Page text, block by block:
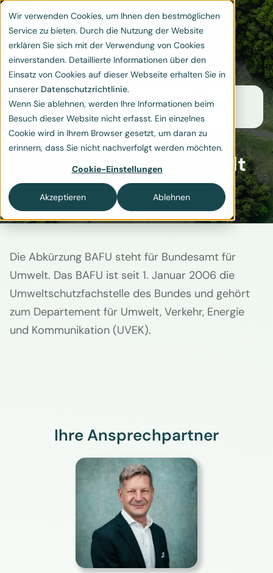
Wir verwenden Cookies, um Ihnen den bestmöglichen
Service zu bieten. Durch die Nutzung der Website
erklären Sie sich mit der Verwendung von Cookies
einverstanden. Detaillierte Informationen über den
Einsatz von Cookies auf dieser Webseite erhalten Sie in
unserer Datenschutzrichtlinie.
Wenn Sie ablehnen, werden Ihre Informationen beim
Besuch dieser Website nicht erfasst. Ein einzelnes
Cookie wird in Ihrem Browser gesetzt, um daran zu
erinnern, dass Sie nicht nachverfolgt werden möchten.
Cookie-Einstellungen
Akzeptieren Ablehnen
Home Resources
Bundesamt für Umwelt (BAFU)
Bundesamt für Umwelt
(BAFU)
Die Abkürzung BAFU steht für Bundesamt für
Umwelt. Das BAFU ist seit 1. Januar 2006 die
Umweltschutzfachstelle des Bundes und gehört
zum Departement für Umwelt, Verkehr, Energie
und Kommunikation (UVEK).
Ihre Ansprechpartner